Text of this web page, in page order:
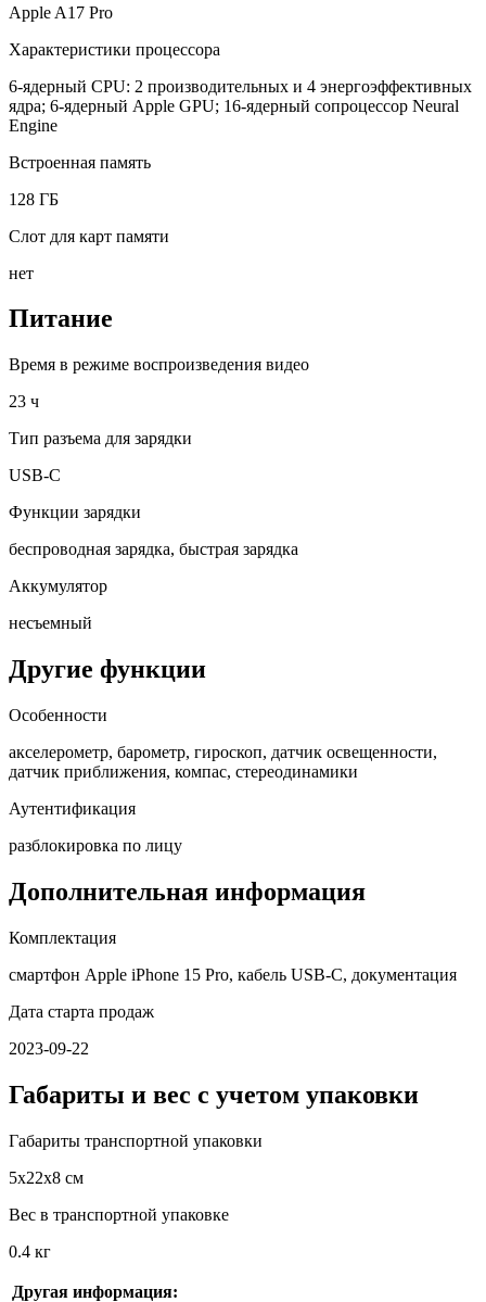
Apple A17 Pro
Характеристики процессора
6-ядерный CPU: 2 производительных и 4 энергоэффективных
ядра; 6-ядерный Apple GPU; 16-ядерный сопроцессор Neural
Engine
Встроенная память
128 ГБ
Слот для карт памяти
нет
Питание
Время в режиме воспроизведения видео
23 ч
Тип разъема для зарядки
USB-C
Функции зарядки
беспроводная зарядка, быстрая зарядка
Аккумулятор
несъемный
Другие функции
Особенности
акселерометр, барометр, гироскоп, датчик освещенности,
датчик приближения, компас, стереодинамики
Аутентификация
разблокировка по лицу
Дополнительная информация
Комплектация
смартфон Apple iPhone 15 Pro, кабель USB‑C, документация
Дата старта продаж
2023-09-22
Габариты и вес с учетом упаковки
Габариты транспортной упаковки
5х22х8 см
Вес в транспортной упаковке
0.4 кг
Другая информация: